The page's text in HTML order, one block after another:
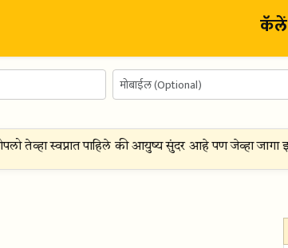
तेव्हा स्वप्नात पाहिले की आयुष्य सुंदर आहे पण जेव्हा जागा